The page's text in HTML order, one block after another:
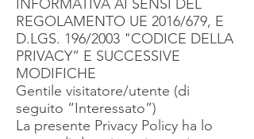
INFORMATIVA AI SENSI DEL
REGOLAMENTO UE 2016/679, E
D.LGS. 196/2003 "CODICE DELLA
PRIVACY” E SUCCESSIVE
MODIFICHE
Gentile visitatore/utente (di
seguito “Interessato”)
La presente Privacy Policy ha lo